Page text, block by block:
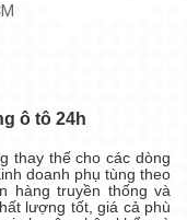
ô tô 24h
thay thế cho các dòng
doanh phụ tùng theo
hàng truyền thống và
lượng tốt, giá cả phù